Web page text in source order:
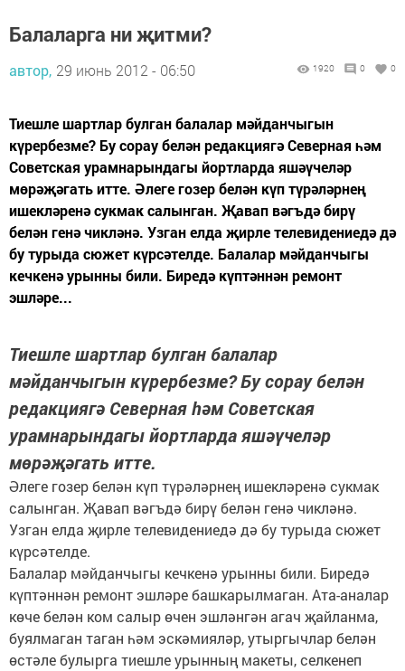
Балаларга ни җитми?
автор, 29 июнь 2012 - 06:50 1920 0 0
Тиешле шартлар булган балалар мәйданчыгын
күрербезме? Бу сорау белән редакциягә Северная һәм
Советская урамнарындагы йортларда яшәүчеләр
мөрәҗәгать итте. Әлеге гозер белән күп түрәләрнең
ишекләренә сукмак салынган. Җавап вәгъдә бирү
белән генә чикләнә. Узган елда җирле телевидениедә дә
бу турыда сюжет күрсәтелде. Балалар мәйданчыгы
кечкенә урынны били. Биредә күптәннән ремонт
эшләре...
Тиешле шартлар булган балалар
мәйданчыгын күрербезме? Бу сорау белән
редакциягә Северная һәм Советская
урамнарындагы йортларда яшәүчеләр
мөрәҗәгать итте.
Әлеге гозер белән күп түрәләрнең ишекләренә сукмак
салынган. Җавап вәгъдә бирү белән генә чикләнә.
Узган елда җирле телевидениедә дә бу турыда сюжет
күрсәтелде.
Балалар мәйданчыгы кечкенә урынны били. Биредә
күптәннән ремонт эшләре башкарылмаган. Ата-аналар
көче белән ком салыр өчен эшләнгән агач җайланма,
буялмаган таган һәм эскәмияләр, утыргычлар белән
өстәле булырга тиешле урынның макеты, селкенеп